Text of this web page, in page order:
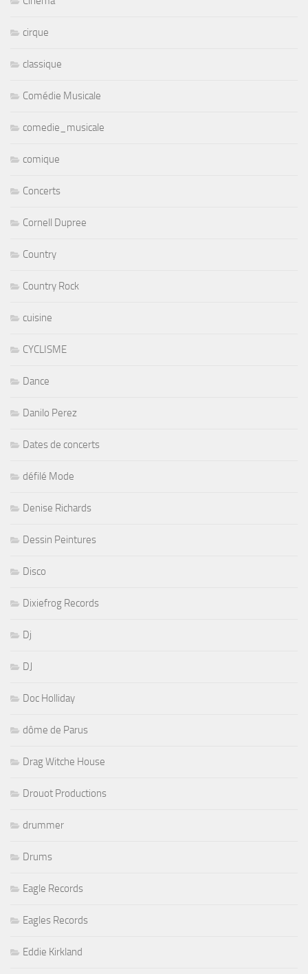
cirque
classique
Comédie Musicale
comedie_musicale
comique
Concerts
Cornell Dupree
Country
Country Rock
cuisine
CYCLISME
Dance
Danilo Perez
Dates de concerts
défilé Mode
Denise Richards
Dessin Peintures
Disco
Dixiefrog Records
Dj
DJ
Doc Holliday
dôme de Parus
Drag Witche House
Drouot Productions
drummer
Drums
Eagle Records
Eagles Records
Eddie Kirkland